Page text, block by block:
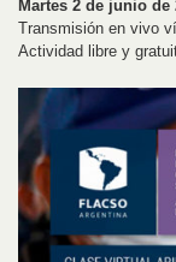
Martes 2 de junio de
Transmisión en vivo
Actividad libre y